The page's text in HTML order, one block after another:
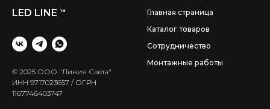
LED LINE ™
© 2025 ООО "Линия Света"
ИНН 9717023657 / ОГРН
1167746403747
Главная страница
Каталог товаров
Сотрудничество
Монтажные работы